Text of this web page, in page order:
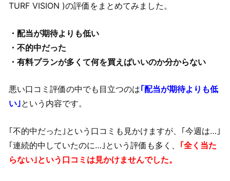
TURF VISION )の評価をまとめてみました。
・配当が期待よりも低い
・不的中だった
・有料プランが多くて何を買えばいいのか分からない
悪い口コミ評価の中でも目立つのは｢配当が期待よりも低
い｣という内容です。
｢不的中だった｣という口コミも見かけますが、｢今週は…｣
｢連続的中していたのに…｣という評価も多く、 ｢全く当た
らない｣という口コミは見かけませんでした。